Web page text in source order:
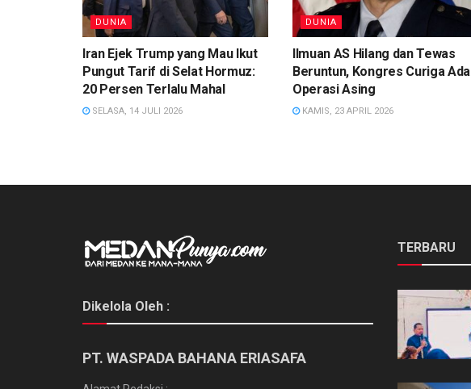
DUNIA
Iran Ejek Trump yang Mau Ikut
Pungut Tarif di Selat Hormuz:
20 Persen Terlalu Mahal
SELASA, 14 JULI 2026
DUNIA
Ilmuan AS Hilang dan Tewas
Beruntun, Kongres Curiga Ada
Operasi Asing
KAMIS, 23 APRIL 2026
Dikelola Oleh :
PT. WASPADA BAHANA ERIASAFA
TERBARU